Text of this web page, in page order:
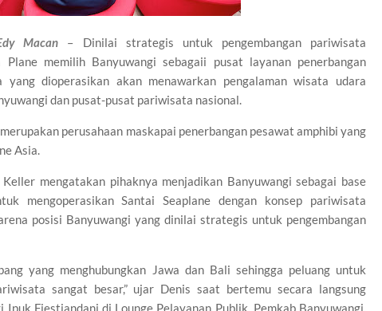
Macan
– Dinilai strategis untuk pengembangan pariwisata
Plane memilih Banyuwangi sebagaii pusat layanan penerbangan
yang dioperasikan akan menawarkan pengalaman wisata udara
dan pusat-pusat pariwisata nasional.
perusahaan maskapai penerbangan pesawat amphibi yang
Asia.
mengatakan pihaknya menjadikan Banyuwangi sebagai base
mengoperasikan Santai Seaplane dengan konsep pariwisata
posisi Banyuwangi yang dinilai strategis untuk pengembangan
yang menghubungkan Jawa dan Bali sehingga peluang untuk
sangat besar,” ujar Denis saat bertemu secara langsung
Ipuk Fiestiandani di Lounge Pelayanan Publik, Pemkab Banyuwangi,